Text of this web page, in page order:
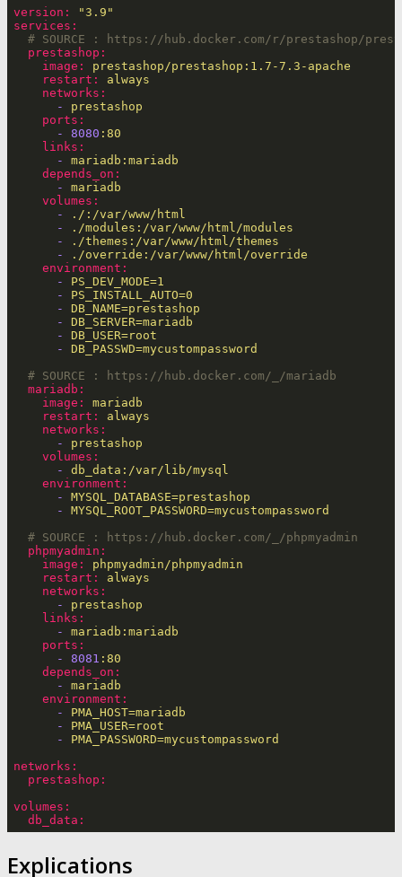
version:
"3.9"
services:
# SOURCE : https://hub.docker.com/r/prestashop/
prestashop:
image:
prestashop/prestashop:1.7-7.3-apache
restart:
always
networks:
-
prestashop
ports:
-
8080 :80
links:
-
mariadb:mariadb
depends_on:
-
mariadb
volumes:
-
./:/var/www/html
-
./modules:/var/www/html/modules
-
./themes:/var/www/html/themes
-
./override:/var/www/html/override
environment:
-
PS_DEV_MODE=1
-
PS_INSTALL_AUTO=0
-
DB_NAME=prestashop
-
DB_SERVER=mariadb
-
DB_USER=root
-
DB_PASSWD=mycustompassword
# SOURCE : https://hub.docker.com/_/mariadb
mariadb:
image:
mariadb
restart:
always
networks:
-
prestashop
volumes:
-
db_data:/var/lib/mysql
environment:
-
MYSQL_DATABASE=prestashop
-
MYSQL_ROOT_PASSWORD=mycustompassword
# SOURCE : https://hub.docker.com/_/phpmyadmin
phpmyadmin:
image:
phpmyadmin/phpmyadmin
restart:
always
networks:
-
prestashop
links:
-
mariadb:mariadb
ports:
-
8081 :80
depends_on:
-
mariadb
environment:
-
PMA_HOST=mariadb
-
PMA_USER=root
-
PMA_PASSWORD=mycustompassword
networks:
prestashop:
volumes:
db_data:
Explications